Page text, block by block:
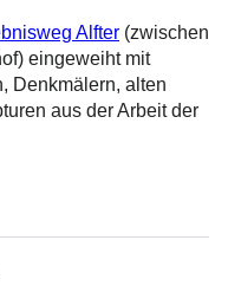
Alfter (zwischen
eingeweiht mit
Denkmälern, alten
aus der Arbeit der